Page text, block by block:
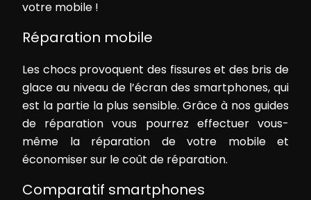
votre mobile !
Réparation mobile
Les chocs provoquent des fissures et des bris de
glace au niveau de l’écran des smartphones, qui
est la partie la plus sensible. Grâce à nos guides
de réparation vous pourrez effectuer vous-
même la réparation de votre mobile et
économiser sur le coût de réparation.
Comparatif smartphones